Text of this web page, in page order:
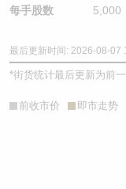
每手股数 5,000
最后更新时间: 2026-08-07
*街货统计最后更新为前
前收市价 即市走势